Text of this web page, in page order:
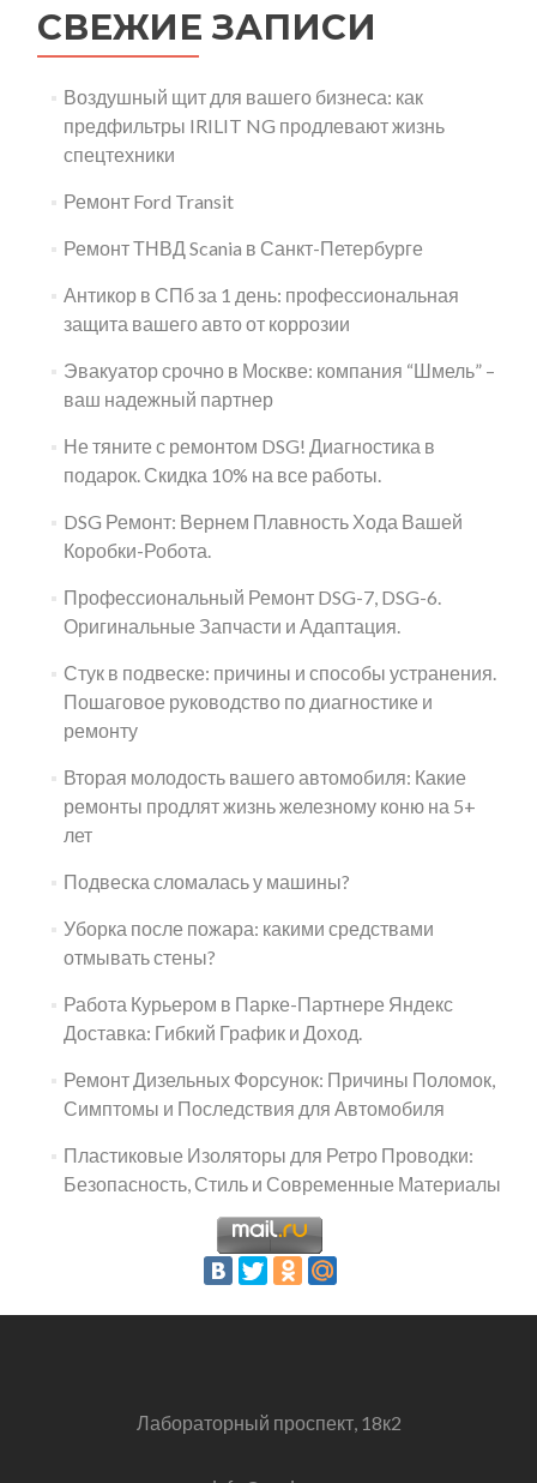
СВЕЖИЕ ЗАПИСИ
Воздушный щит для вашего бизнеса: как
предфильтры IRILIT NG продлевают жизнь
спецтехники
Ремонт Ford Transit
Ремонт ТНВД Scania в Санкт-Петербурге
Антикор в СПб за 1 день: профессиональная
защита вашего авто от коррозии
Эвакуатор срочно в Москве: компания “Шмель” –
ваш надежный партнер
Не тяните с ремонтом DSG! Диагностика в
подарок. Скидка 10% на все работы.
DSG Ремонт: Вернем Плавность Хода Вашей
Коробки-Робота.
Профессиональный Ремонт DSG-7, DSG-6.
Оригинальные Запчасти и Адаптация.
Стук в подвеске: причины и способы устранения.
Пошаговое руководство по диагностике и
ремонту
Вторая молодость вашего автомобиля: Какие
ремонты продлят жизнь железному коню на 5+
лет
Подвеска сломалась у машины?
Уборка после пожара: какими средствами
отмывать стены?
Работа Курьером в Парке-Партнере Яндекс
Доставка: Гибкий График и Доход.
Ремонт Дизельных Форсунок: Причины Поломок,
Симптомы и Последствия для Автомобиля
Пластиковые Изоляторы для Ретро Проводки:
Безопасность, Стиль и Современные Материалы
Лабораторный проспект, 18к2